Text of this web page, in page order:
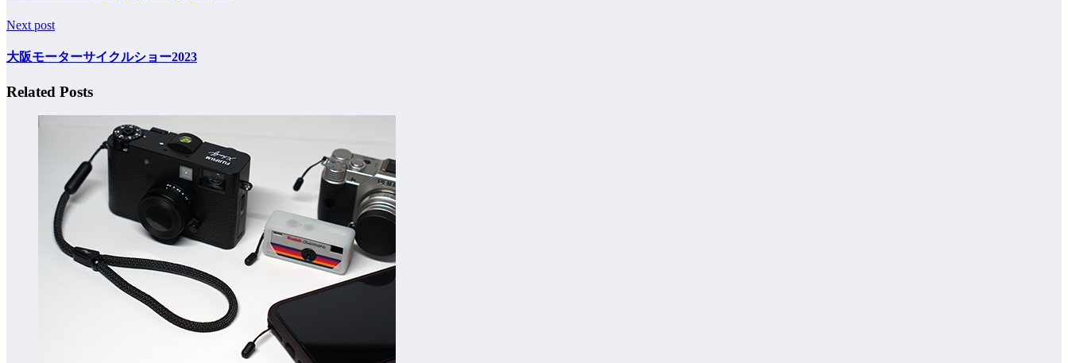
Next post
大阪モーターサイクルショー2023
Related Posts